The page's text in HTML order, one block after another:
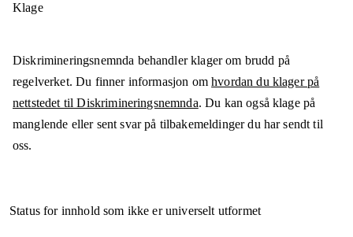
Klage
Diskrimineringsnemnda behandler klager om brudd på
regelverket. Du finner informasjon omhvordan du klager på
nettstedet til Diskrimineringsnemnda. Du kan også klage på
manglende eller sent svar på tilbakemeldinger du har sendt til
oss.
Status for innhold som ikke er universelt utformet